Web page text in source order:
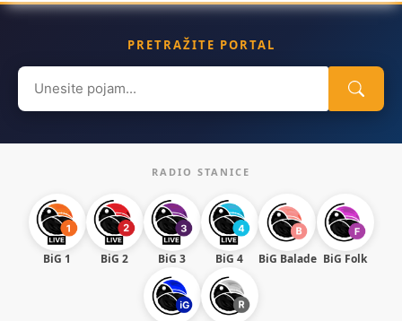
PRETRAŽITE PORTAL
Search
for:
RADIO STANICE
BiG 1 BiG 2 BiG 3 BiG 4 BiG Balade BiG Folk